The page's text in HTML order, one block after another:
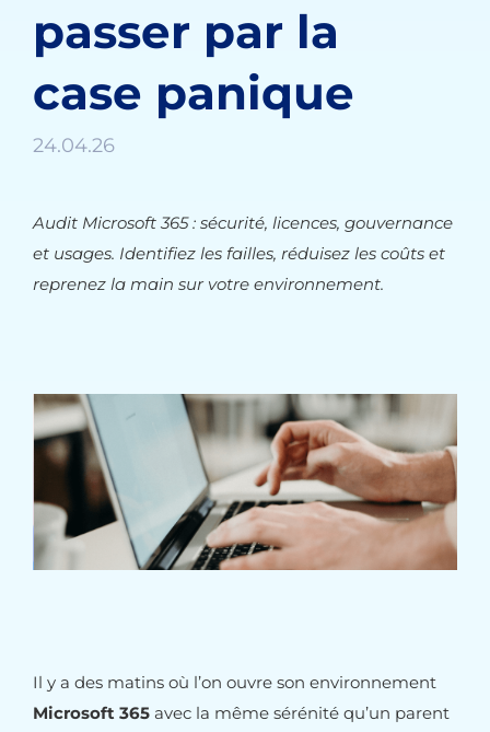
passer par la
case panique
24.04.26
Audit Microsoft 365 : sécurité, licences, gouvernance
et usages. Identifiez les failles, réduisez les coûts et
reprenez la main sur votre environnement.
Il y a des matins où l’on ouvre son environnement
Microsoft 365 avec la même sérénité qu’un parent